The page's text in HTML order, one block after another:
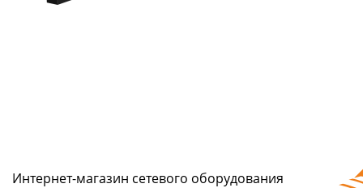
Интернет-магазин сетeвого оборудования